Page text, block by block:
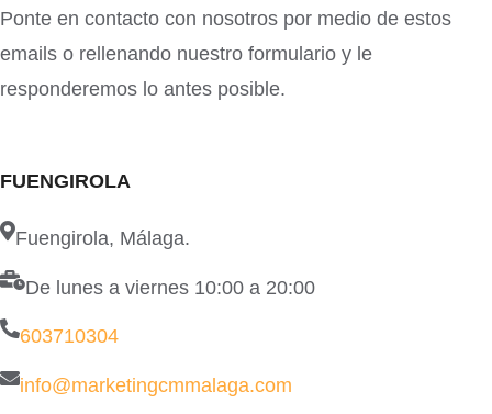
Ponte en contacto con nosotros por medio de estos
emails o rellenando nuestro formulario y le
responderemos lo antes posible.
FUENGIROLA
Fuengirola, Málaga.
De lunes a viernes 10:00 a 20:00
603710304
info@marketingcmmalaga.com